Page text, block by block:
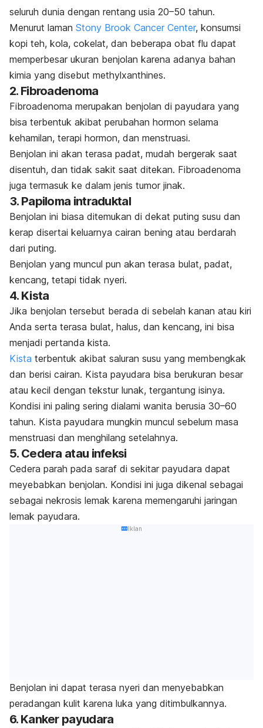
seluruh dunia dengan rentang usia 20–50 tahun.
Menurut laman Stony Brook Cancer Center, konsumsi
kopi teh, kola, cokelat, dan beberapa obat flu dapat
memperbesar ukuran benjolan karena adanya bahan
kimia yang disebut methylxanthines.
2. Fibroadenoma
Fibroadenoma merupakan benjolan di payudara yang
bisa terbentuk akibat perubahan hormon selama
kehamilan, terapi hormon, dan menstruasi.
Benjolan ini akan terasa padat, mudah bergerak saat
disentuh, dan tidak sakit saat ditekan. Fibroadenoma
juga termasuk ke dalam jenis tumor jinak.
3. Papiloma intraduktal
Benjolan ini biasa ditemukan di dekat puting susu dan
kerap disertai keluarnya cairan bening atau berdarah
dari puting.
Benjolan yang muncul pun akan terasa bulat, padat,
kencang, tetapi tidak nyeri.
4. Kista
Jika benjolan tersebut berada di sebelah kanan atau kiri
Anda serta terasa bulat, halus, dan kencang, ini bisa
menjadi pertanda kista.
Kista terbentuk akibat saluran susu yang membengkak
dan berisi cairan. Kista payudara bisa berukuran besar
atau kecil dengan tekstur lunak, tergantung isinya.
Kondisi ini paling sering dialami wanita berusia 30–60
tahun. Kista payudara mungkin muncul sebelum masa
menstruasi dan menghilang setelahnya.
5. Cedera atau infeksi
Cedera parah pada saraf di sekitar payudara dapat
meyebabkan benjolan. Kondisi ini juga dikenal sebagai
sebagai nekrosis lemak karena memengaruhi jaringan
lemak payudara.
Iklan
Benjolan ini dapat terasa nyeri dan menyebabkan
peradangan kulit karena luka yang ditimbulkannya.
6. Kanker payudara